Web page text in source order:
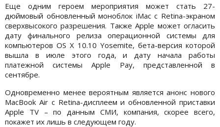
Еще одним героем мероприятия может стать 27-
дюймовый обновленный моноблок iMac с Retina-экраном
сверхвысокого разрешения. Также Apple может огласить
дату финального релиза операционной системы для
компьютеров OS X 10.10 Yosemite, бета-версия которой
вышла в июле этого года, и дату начала работы
платежной системы Apple Pay, представленной в
сентябре.
Одновременно менее вероятным является анонс нового
MacBook Air c Retina-дисплеем и обновленной приставки
Apple TV – по данным СМИ, компания, скорее всего,
покажет их лишь в следующем году.